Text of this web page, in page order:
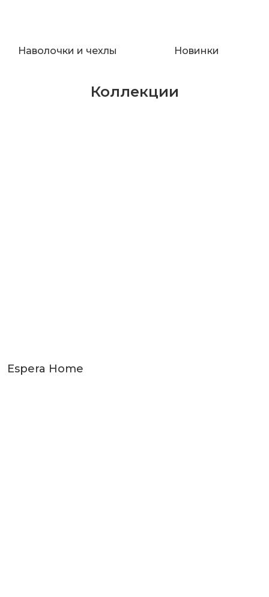
Наволочки и чехлы Новинки
Коллекции
Espera Home